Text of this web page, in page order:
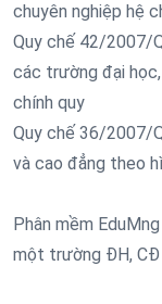
chuyên nghiệp hệ
Quy chế 42/2007/
các trường đại
chính quy
Quy chế 36/2007/
và cao đẳng theo
Phân mềm
một trường ĐH, CĐ